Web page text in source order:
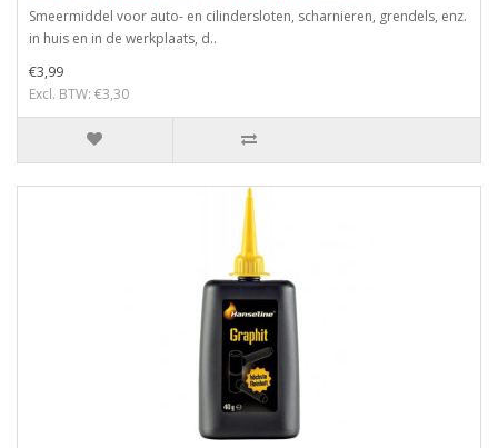
Smeermiddel voor auto- en cilindersloten, scharnieren, grendels, enz.
in huis en in de werkplaats, d..
€3,99
Excl. BTW: €3,30